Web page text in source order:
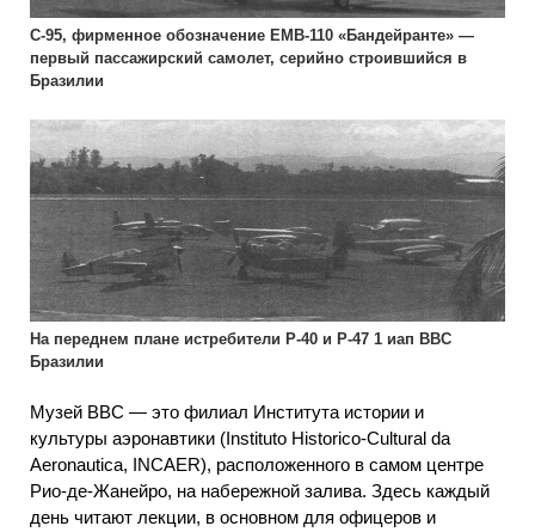
С-95, фирменное обозначение ЕМВ-110 «Бандейранте» —
первый пассажирский самолет, серийно строившийся в
Бразилии
На переднем плане истребители Р-40 и Р-47 1 иап ВВС
Бразилии
Музей ВВС — это филиал Института истории и
культуры аэронавтики (Instituto Historico-Cultural da
Aeronautica, INCAER), расположенного в самом центре
Рио-де-Жанейро, на набережной залива. Здесь каждый
день читают лекции, в основном для офицеров и